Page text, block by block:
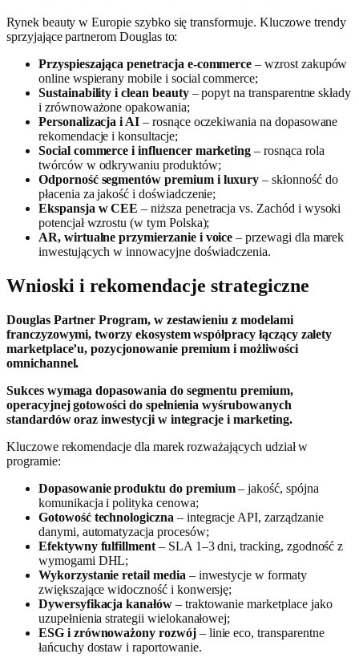
Rynek beauty w Europie szybko się transformuje. Kluczowe trendy
sprzyjające partnerom Douglas to:
Przyspieszająca penetracja e-commerce – wzrost zakupów
online wspierany mobile i social commerce;
Sustainability i clean beauty– popyt na transparentne składy
i zrównoważone opakowania;
Personalizacja i AI – rosnące oczekiwania na dopasowane
rekomendacje i konsultacje;
Social commerce i influencer marketing – rosnąca rola
twórców w odkrywaniu produktów;
Odporność segmentów premium i luxury – skłonność do
płacenia za jakość i doświadczenie;
Ekspansja w CEE – niższa penetracja vs. Zachód i wysoki
potencjał wzrostu (w tym Polska);
AR, wirtualne przymierzanie i voice – przewagi dla marek
inwestujących w innowacyjne doświadczenia.
Wnioski i rekomendacje strategiczne
Douglas Partner Program, w zestawieniu z modelami
franczyzowymi, tworzy ekosystem współpracy łączący zalety
marketplace’u, pozycjonowanie premium i możliwości
omnichannel.
Sukces wymaga dopasowania do segmentu premium,
operacyjnej gotowości do spełnienia wyśrubowanych
standardów oraz inwestycji w integracje i marketing.
Kluczowe rekomendacje dla marek rozważających udział w
programie:
Dopasowanie produktu do premium– jakość, spójna
komunikacja i polityka cenowa;
Gotowość technologiczna – integracje API, zarządzanie
danymi, automatyzacja procesów;
Efektywny fulfillment – SLA 1–3 dni, tracking, zgodność z
wymogami DHL;
Wykorzystanie retail media – inwestycje w formaty
zwiększające widoczność i konwersję;
Dywersyfikacja kanałów– traktowanie marketplace jako
uzupełnienia strategii wielokanałowej;
ESG i zrównoważony rozwój– linie eco, transparentne
łańcuchy dostaw i raportowanie.